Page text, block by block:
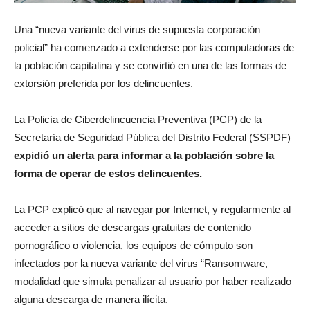
Una “nueva variante del virus de supuesta corporación
policial” ha comenzado a extenderse por las computadoras de
la población capitalina y se convirtió en una de las formas de
extorsión preferida por los delincuentes.
La Policía de Ciberdelincuencia Preventiva (PCP) de la
Secretaría de Seguridad Pública del Distrito Federal (SSPDF)
expidió un alerta para informar a la población sobre la
forma de operar de estos delincuentes.
La PCP explicó que al navegar por Internet, y regularmente al
acceder a sitios de descargas gratuitas de contenido
pornográfico o violencia, los equipos de cómputo son
infectados por la nueva variante del virus “Ransomware,
modalidad que simula penalizar al usuario por haber realizado
alguna descarga de manera ilícita.